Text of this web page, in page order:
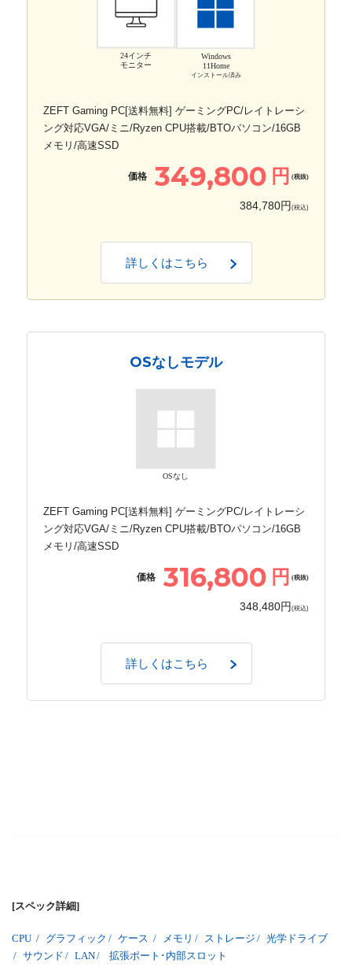
24インチ
モニター
Windows
11Home
インストール済み
ZEFT Gaming PC[送料無料] ゲーミングPC/レイトレーシ
ング対応VGA/ミニ/Ryzen CPU搭載/BTOパソコン/16GB
メモリ/高速SSD
価格 349,800 円 (税抜)
384,780円 (税込)
詳しくはこちら
OSなしモデル
OSなし
ZEFT Gaming PC[送料無料] ゲーミングPC/レイトレーシ
ング対応VGA/ミニ/Ryzen CPU搭載/BTOパソコン/16GB
メモリ/高速SSD
価格 316,800 円 (税抜)
348,480円 (税込)
詳しくはこちら
[スペック詳細]
CPU / グラフィック / ケース / メモリ / ストレージ / 光学ドライブ
/ サウンド / LAN/ 拡張ポート･内部スロット